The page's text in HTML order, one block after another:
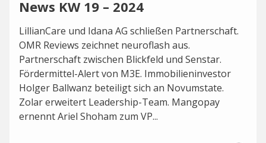
News KW 19 – 2024
LillianCare und Idana AG schließen Partnerschaft.
OMR Reviews zeichnet neuroflash aus.
Partnerschaft zwischen Blickfeld und Senstar.
Fördermittel-Alert von M3E. Immobilieninvestor
Holger Ballwanz beteiligt sich an Novumstate.
Zolar erweitert Leadership-Team. Mangopay
ernennt Ariel Shoham zum VP...